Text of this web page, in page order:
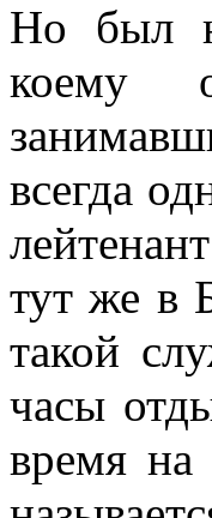
Но был
коему
всегда
тут же в
такой
часы
время на